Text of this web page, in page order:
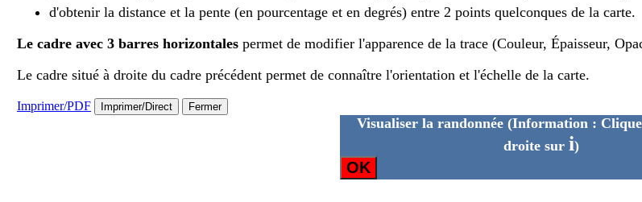
d'obtenir la distance et la pente (en pourcentage et en degrés) entre 2 points quelconques de la carte.
Le cadre avec 3 barres horizontales permet de modifier l'apparence de la trace (Couleur, Épaisseur,
Le cadre situé à droite du cadre précédent permet de connaître l'orientation et l'échelle de la carte.
Imprimer/PDF Imprimer/Direct Fermer
Visualiser la randonnée (Information :
droite sur i)
OK